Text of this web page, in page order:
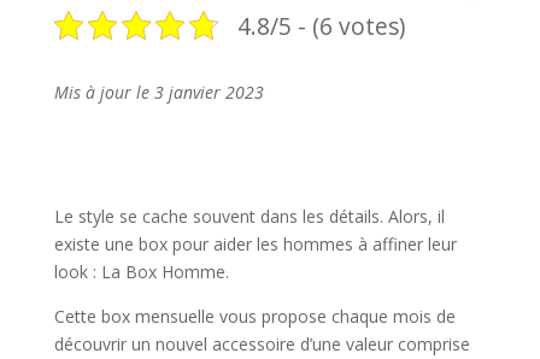
4.8/5 - (6 votes)
Mis à jour le 3 janvier 2023
Le style se cache souvent dans les détails. Alors, il
existe une box pour aider les hommes à affiner leur
look : La Box Homme.
Cette box mensuelle vous propose chaque mois de
découvrir un nouvel accessoire d’une valeur comprise